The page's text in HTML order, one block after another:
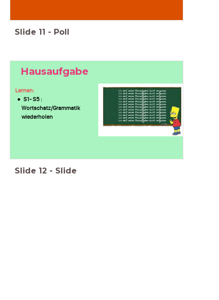
Slide 11 - Poll
Hausaufgabe
Lernen:
S1- S5 :
Wortschatz/Grammatik
wiederholen
Slide 12 - Slide